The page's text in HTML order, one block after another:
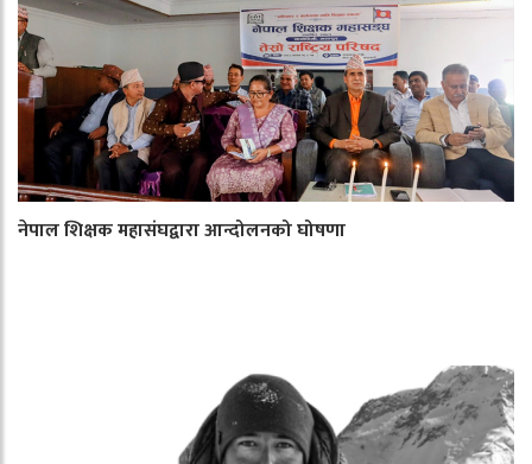
नेपाल शिक्षक महासंघद्वारा आन्दोलनको घोषणा